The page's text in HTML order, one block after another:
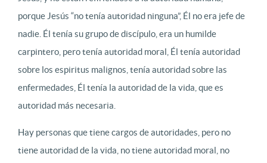
porque Jesús “no tenía autoridad ninguna”, Él no era jefe de
nadie. Él tenía su grupo de discípulo, era un humilde
carpintero, pero tenía autoridad moral, Él tenía autoridad
sobre los espiritus malignos, tenía autoridad sobre las
enfermedades, Él tenía la autoridad de la vida, que es
autoridad más necesaria.
Hay personas que tiene cargos de autoridades, pero no
tiene autoridad de la vida, no tiene autoridad moral, no